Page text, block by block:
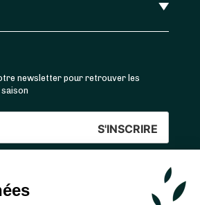
newsletter pour retrouver les
000+ bouquets livrés |
Achats 100% sécurisés